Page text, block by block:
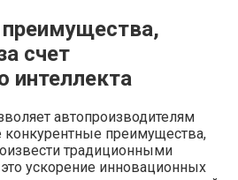
счет
интеллекта
автопроизводителям
конкурентные преимущества,
традиционными
ускорение инновационных